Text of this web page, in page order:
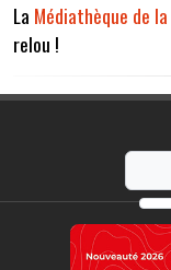
La Médiathèque de
relou !